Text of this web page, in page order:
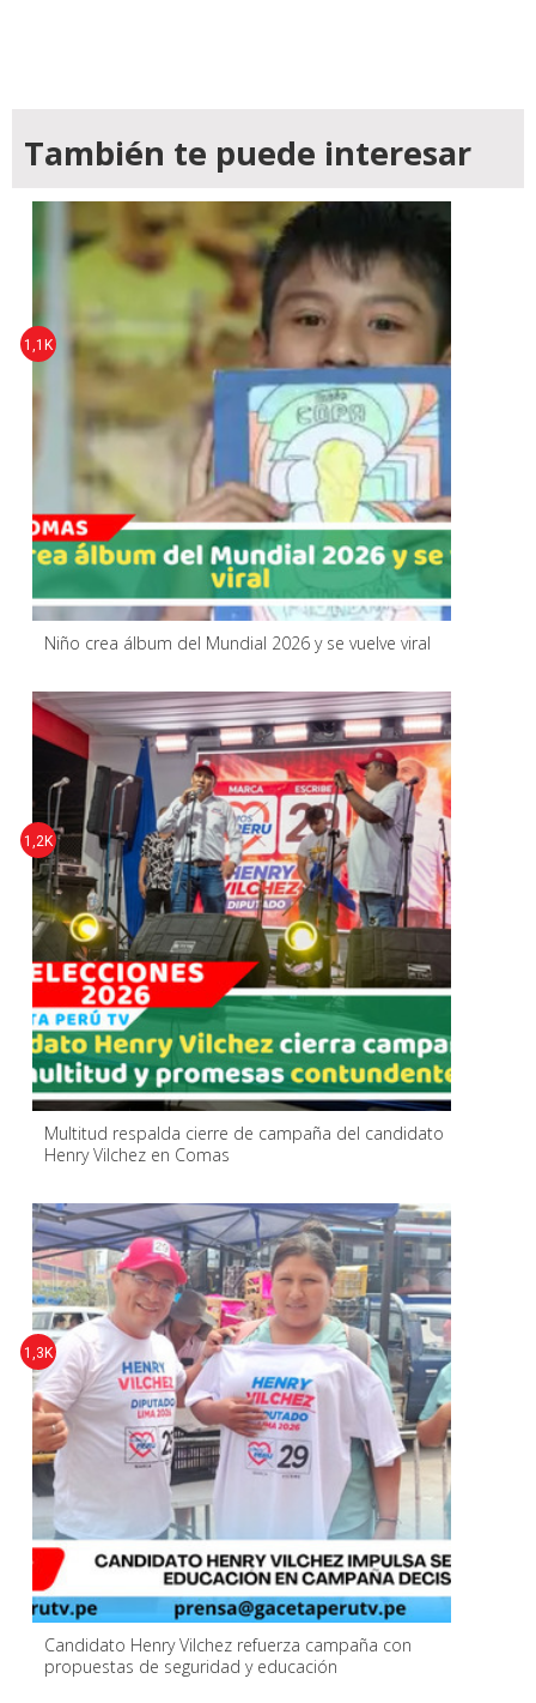
También te puede interesar
Niño crea álbum del Mundial 2026 y se vuelve viral
1,1K
Multitud respalda cierre de campaña del candidato
Henry Vilchez en Comas
1,2K
Candidato Henry Vilchez refuerza campaña con
propuestas de seguridad y educación
1,3K